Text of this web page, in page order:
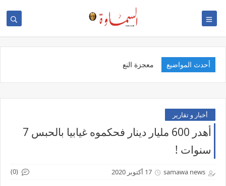
أحدث المواضيع ال
أخبار و تقارير
أهدر 600 مليار دينار فحكموه غيابيا بالحبس 7
سنوات !
samawa news 17 أكتوبر 2020 (0)